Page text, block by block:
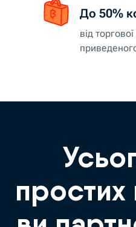
До 50%
від торгової
простих